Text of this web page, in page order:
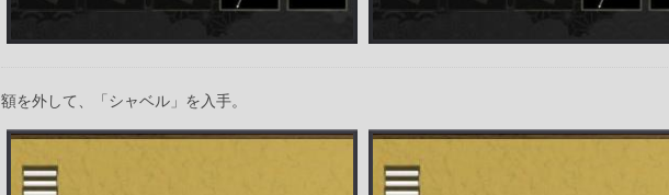
額を外して、「シャベル」を入手。